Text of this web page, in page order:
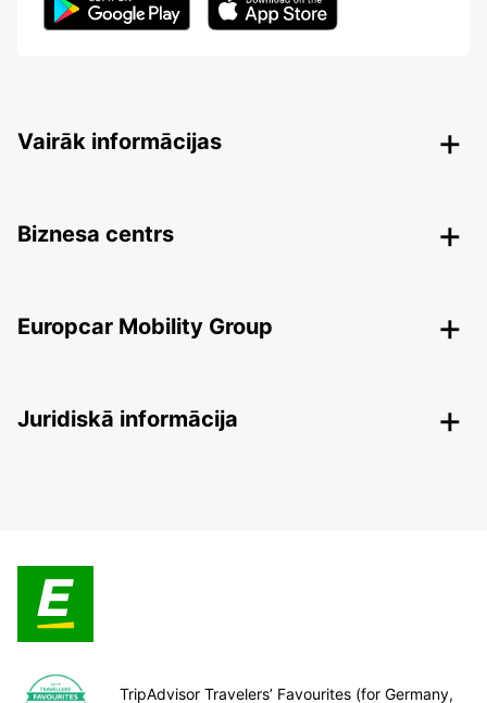
Vairāk informācijas
Biznesa centrs
Europcar Mobility Group
Juridiskā informācija
TripAdvisor Travelers’ Favourites (for Germany,